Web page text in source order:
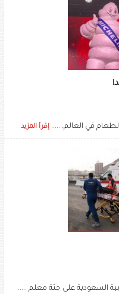
في العالم، ..... إقرأ المزيد
السعودية على جثة معلم .....